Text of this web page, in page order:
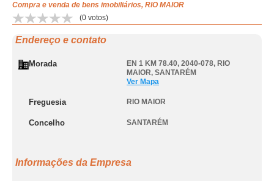
Compra e venda de bens imobiliários, RIO MAIOR
(0 votos)
Endereço e contato
Morada EN 1 KM 78.40, 2040-078, RIO
MAIOR, SANTARÉM
Ver Mapa
Freguesia RIO MAIOR
Concelho SANTARÉM
Informações da Empresa